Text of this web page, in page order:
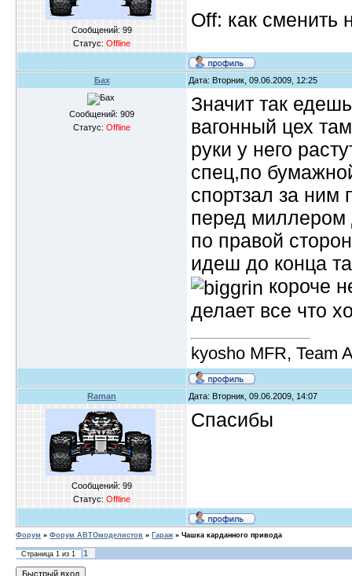
Сообщений: 99
Статус: Offline
Off: как сменить
Бах Дата: Вторник, 09.06.2009, 12:25
Сообщений: 909
Статус: Offline
Значит так
вагонный цех
руки у него
спец,по
спортзал за ним
перед миллером
по правой
идеш до конца
короче
делает все что
kyosho MFR, Team
Raman Дата: Вторник, 09.06.2009, 14:07
Сообщений: 99
Статус: Offline
Спасибы
Форум » Форум АВТОмоделистов » Гараж » Чашка карданного привода
Страница 1 из 1 1